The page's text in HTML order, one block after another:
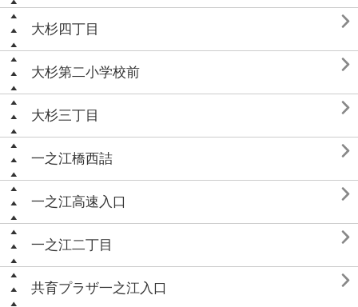
大杉四丁目 
大杉第二小学校前 
大杉三丁目 
一之江橋西詰 
一之江高速入口 
一之江二丁目 
共育プラザ一之江入口 